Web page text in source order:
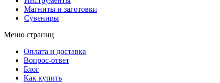
Магниты и заготовки
Сувениры
Меню страниц
Оплата и доставка
Вопрос-ответ
Блог
Как купить